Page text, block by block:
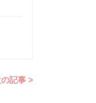
の記事 >